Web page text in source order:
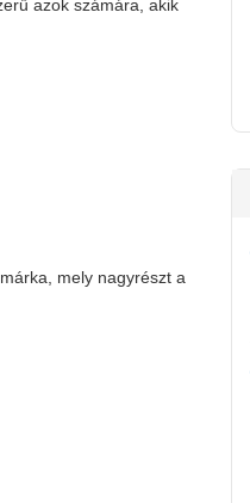
azok számára, akik
márka, mely nagyrészt a